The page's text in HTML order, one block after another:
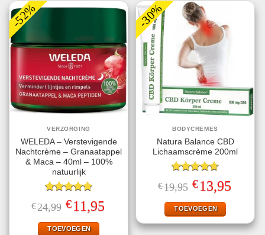
-52%
VERZORGING
WELEDA – Verstevigende
Nachtcrème – Granaatappel
& Maca – 40ml – 100%
natuurlijk
Gewaardeerd
5.00uit 5
€24,99 Oorspronkelijke
prijs
was:
€24,99.
€11,95prijs
TOEVOEGEN
-30%
BODYCREMES
Natura Balance CBD
Lichaamscrème 200ml
Gewaardeerd
4.67uit 5
€19,95 Oorspronkelijke
prijs
was:
€19,95.
€13,95prijs
TOEVOEGEN